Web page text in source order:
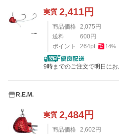
実質 2,411円
商品価格 2,075円
送料
600円
ポイント
264pt 14%
9時までのご注文で明日にお
R.E.M.
実質 2,484円
商品価格 2,602 円